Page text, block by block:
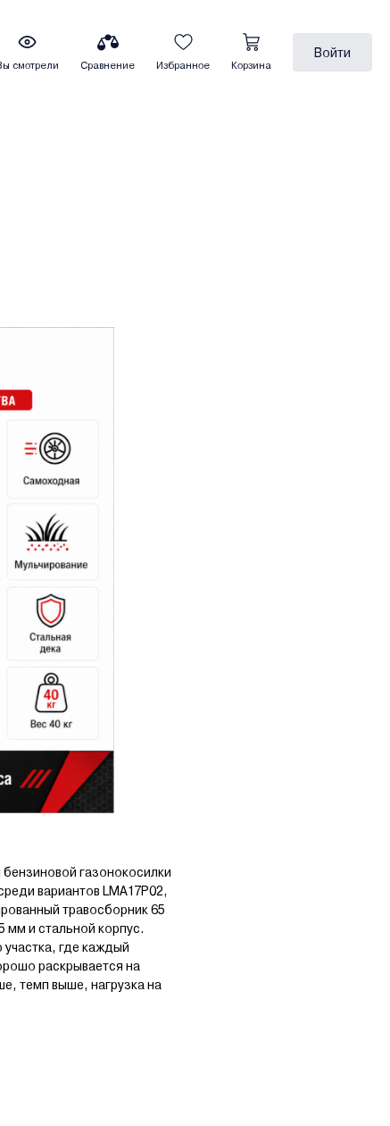
смотрели Сравнение Избранное Корзина
Войти
газонокосилки
вариантов LMA17P02,
травосборник 65
мм и стальной корпус.
где каждый
раскрывается на
темп выше, нагрузка на